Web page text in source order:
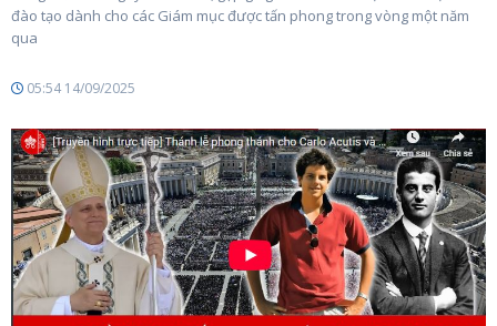
đào tạo dành cho các Giám mục được tấn phong trong vòng một năm
qua
05:54 14/09/2025